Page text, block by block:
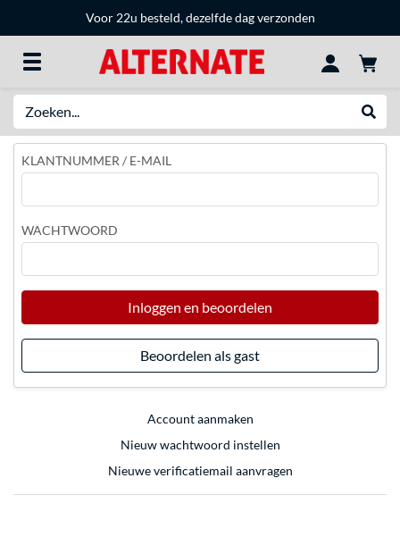
Voor 22u besteld, dezelfde dag verzonden
KLANTNUMMER / E-MAIL
WACHTWOORD
Inloggen en beoordelen
Beoordelen als gast
Account aanmaken
Nieuw wachtwoord instellen
Nieuwe verificatiemail aanvragen